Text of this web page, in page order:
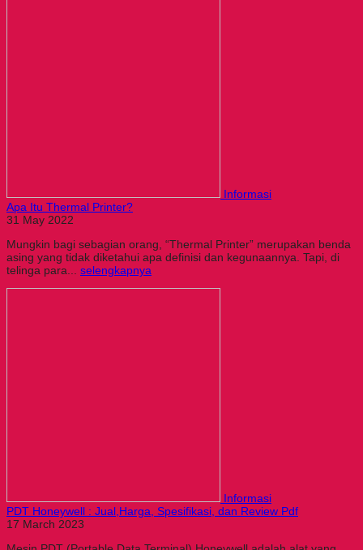
Informasi
Apa Itu Thermal Printer?
31 May 2022
Mungkin bagi sebagian orang, “Thermal Printer” merupakan benda
asing yang tidak diketahui apa definisi dan kegunaannya. Tapi, di
telinga para... selengkapnya
Informasi
PDT Honeywell : Jual,Harga, Spesifikasi, dan Review Pdf
17 March 2023